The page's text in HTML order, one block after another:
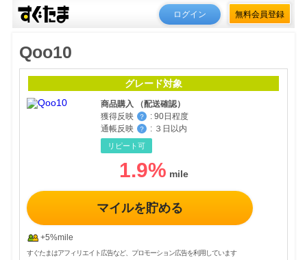
ログイン 無料会員登録
Qoo10
グレード対象
商品購入 （配送確認）
獲得反映
？ : 90日程度
通帳反映
？ : ３日以内
リピート可
1.9%
マイルを貯める
+5%mile
すぐたまはアフィリエイト広告など、プロモーション広告を利用しています